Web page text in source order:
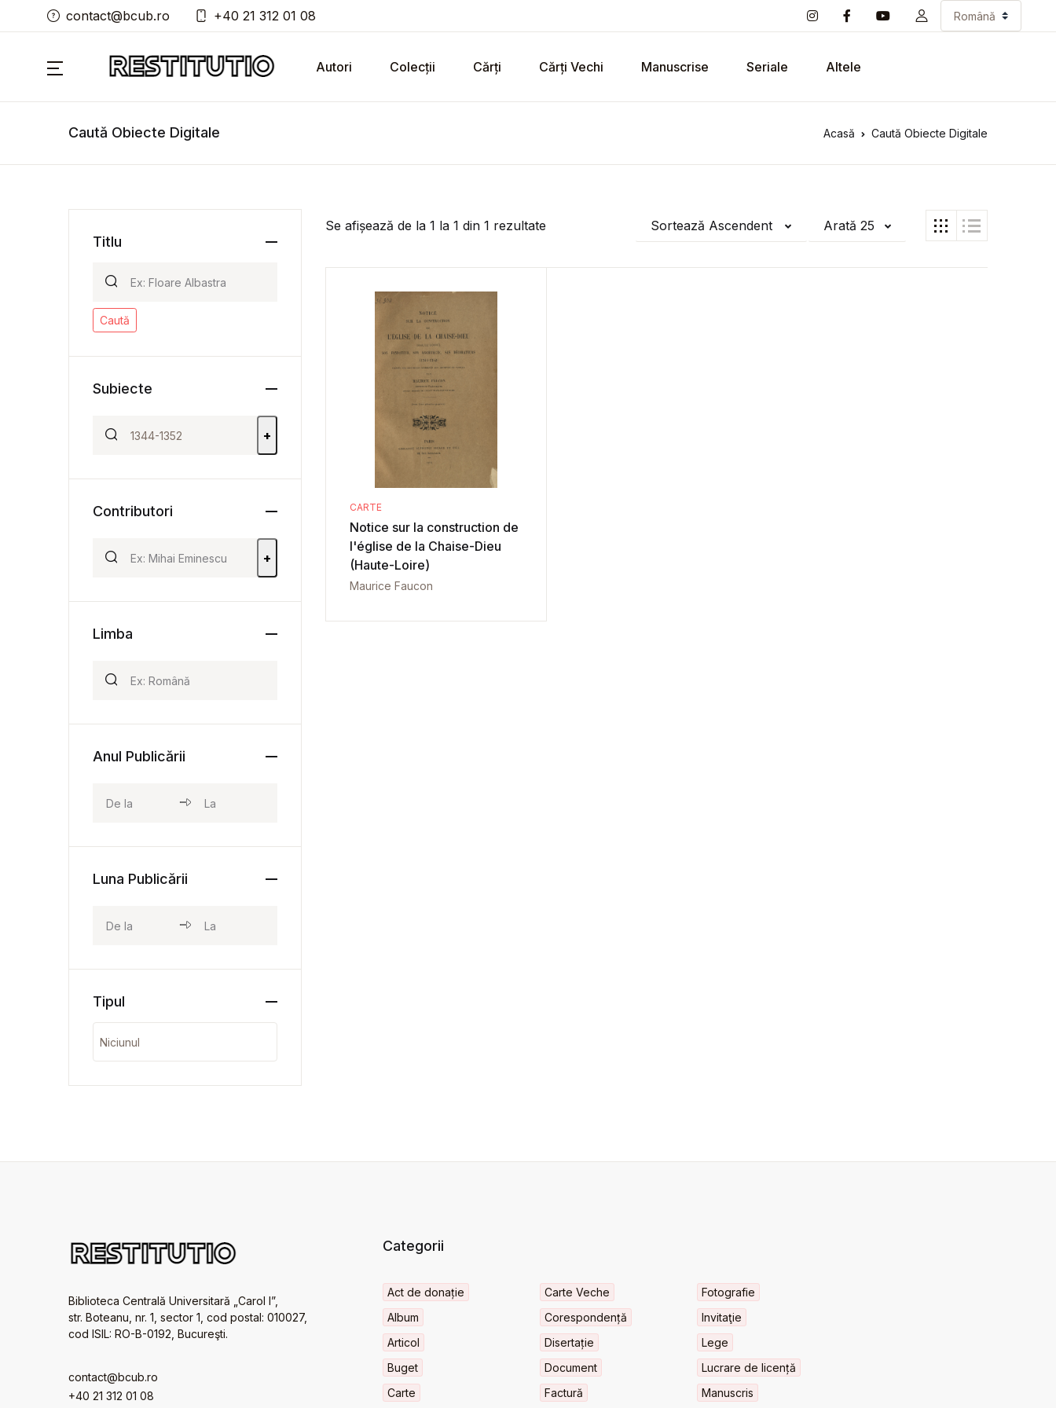
contact@bcub.ro +40 21 312 01 08
Autori Colecții Cărți Cărți Vechi Manuscrise Seriale Altele
Caută Obiecte Digitale Acasă Caută Obiecte Digitale
Se afișează de la 1 la 1 din 1 rezultate Sortează Ascendent Arată 25
CARTE
Notice sur la construction de
l'église de la Chaise-Dieu
(Haute-Loire)
Maurice Faucon
Titlu
Caută
Subiecte
+
Contributori
+
Limba
Anul Publicării
Luna Publicării
Tipul
Biblioteca Centrală Universitară „Carol I”,
str. Boteanu, nr. 1, sector 1, cod postal: 010027,
cod ISIL: RO-B-0192, Bucureşti.
contact@bcub.ro
+40 21 312 01 08
Categorii
Act de donație
Album
Articol
Buget
Carte
Carte Veche
Corespondență
Disertație
Document
Factură
Fotografie
Invitaţie
Lege
Lucrare de licență
Manuscris